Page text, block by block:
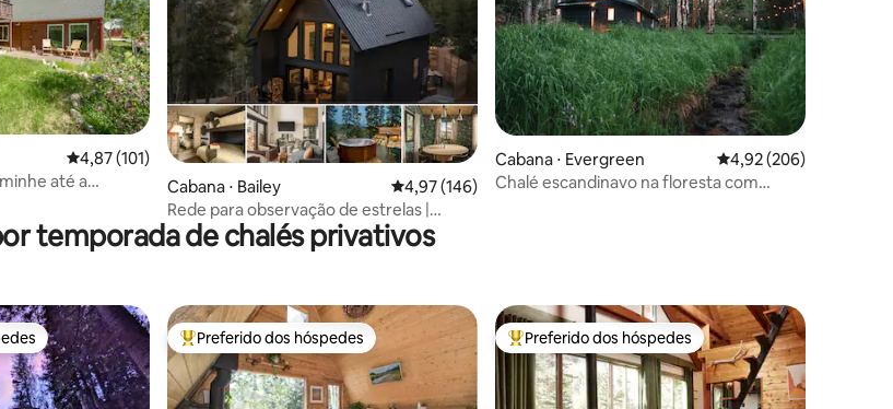
avaliações4,87 de uma avaliação média de 5, 101 avaliações
4,87 (101)
até a
Cabana ⋅ Bailey 4,97 de uma avaliação média de 5, 146 avaliações
4,97 (146)
Rede para observação de estrelas |
Jacuzzi | Ar-condicionado
Cabana ⋅ Evergreen 4,92 de uma avaliação
4,92 (206)
Chalé escandinavo na floresta com
temporada de chalés privativos
dos hóspedes Entre os melhores preferidos dos hóspedes
Preferido dos hóspedes Entre os melhores preferidos dos hóspedes
Preferido dos hóspedes